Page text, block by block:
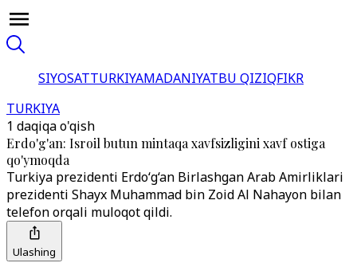
SIYOSATTURKIYAMADANIYATBU QIZIQFIKR
TURKIYA
1 daqiqa o'qish
Erdo'g'an: Isroil butun mintaqa xavfsizligini xavf ostiga
qo'ymoqda
Turkiya prezidenti Erdo‘g‘an Birlashgan Arab Amirliklari
prezidenti Shayx Muhammad bin Zoid Al Nahayon bilan
telefon orqali muloqot qildi.
Ulashing